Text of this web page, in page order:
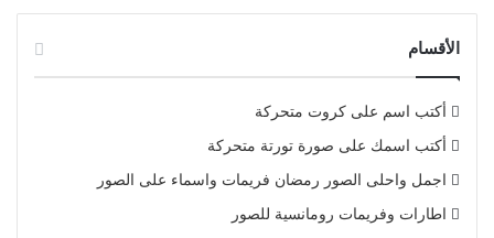
الأقسام
أكتب اسم على كروت متحركة
أكتب اسمك على صورة تورتة متحركة
اجمل واحلى الصور رمضان فريمات واسماء على الصور
اطارات وفريمات رومانسية للصور